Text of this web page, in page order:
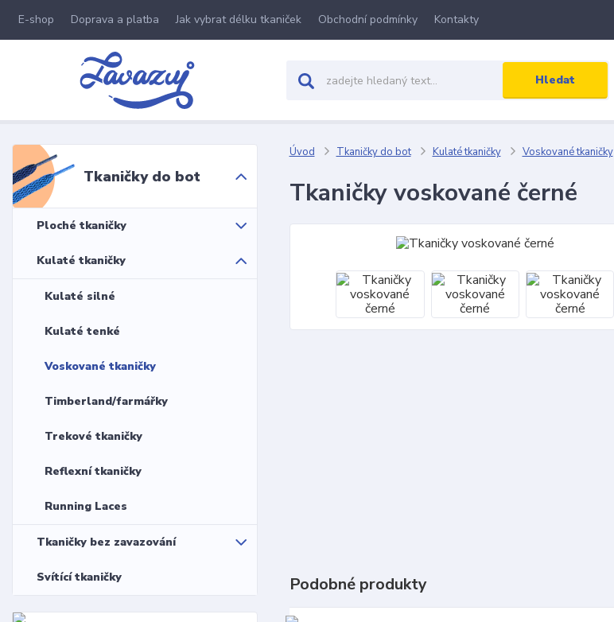
E-shop Doprava a platba Jak vybrat délku tkaniček Obchodní podmínky Kontakty
Hledat
Tkaničky do bot
Ploché tkaničky
Kulaté tkaničky
Kulaté silné
Kulaté tenké
Voskované tkaničky
Timberland/farmářky
Trekové tkaničky
Reflexní tkaničky
Running Laces
Tkaničky bez zavazování
Svítící tkaničky
Úvod Tkaničky do bot Kulaté tkaničky Voskované tkaničky
Tkaničky voskované černé
Podobné produkty